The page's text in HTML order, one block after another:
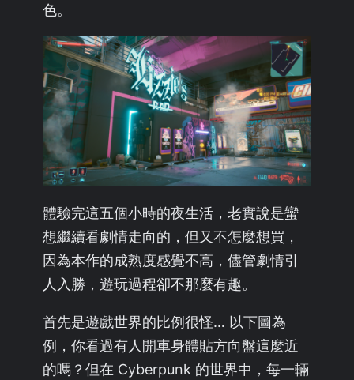
色。
體驗完這五個小時的夜生活，老實說是蠻
想繼續看劇情走向的，但又不怎麼想買，
因為本作的成熟度感覺不高，儘管劇情引
人入勝，遊玩過程卻不那麼有趣。
首先是遊戲世界的比例很怪… 以下圖為
例，你看過有人開車身體貼方向盤這麼近
的嗎？但在 Cyberpunk 的世界中，每一輛